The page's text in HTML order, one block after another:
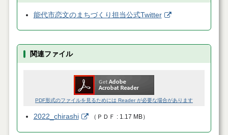
能代市恋文のまちづくり担当公式Twitter
関連ファイル
PDF形式のファイルを見るためには Reader が必要な場合があります
2022_chirashi （ ＰＤＦ 1.17 MB）